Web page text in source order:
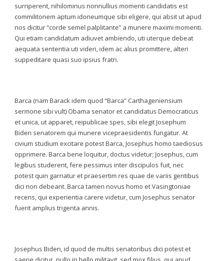
surriperent, nihilominus nonnullius momenti candidatis est
commilitonem aptum idoneumque sibi eligere, qui absit ut apud
nos dicitur “corde semel palplitante” a munere maximi momenti.
Qui etiam candidatum adiuvet ambiendo, uti uterque debeat
aequata sententia uti videri, idem ac alius promittere, alteri
suppeditare quasi suo ipsius fratri.
Barca (nam Barack idem quod “Barca” Carthageniensium
sermone sibi vult) Obama senator et candidatus Democraticus
et unica, ut apparet, reipublicae spes, sibi elegit Josephum
Biden senatorem qui munere vicepraesidentis fungatur. At
civium studium excitare potest Barca, Josephus homo taediosus
opprimere. Barca bene loquitur, doctus videtur; Josephus, cum
legibus studerent, fere pessimus inter discipulos fuit, nec
potest quin garriatur et praesertim res quae de variis gentibus
dici non debeant. Barca tamen novus homo et Vasingtoniae
recens, qui experientia carere videtur, cum Josephus senator
fuerit amplius trigenta annis.
Josephus Biden, id quod de multis senatoribus dici potest et